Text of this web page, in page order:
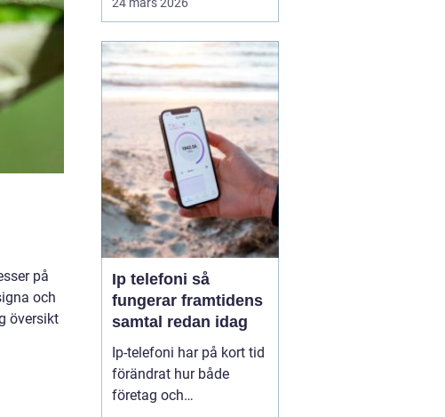
på
och
översikt
Regionen lockar med
kort restid från
storstäderna, tydlig
årstidskänsla, stark lokal
matkultur och en miljö
som gör det lättare fö...
Ip telefoni så
fungerar framtidens
samtal redan idag
Ip-telefoni har på kort tid
förändrat hur både
företag och